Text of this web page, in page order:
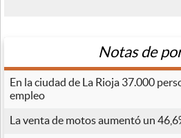
Notas de
En la ciudad de La Rioja 37.000
empleo
La venta de motos aumentó un